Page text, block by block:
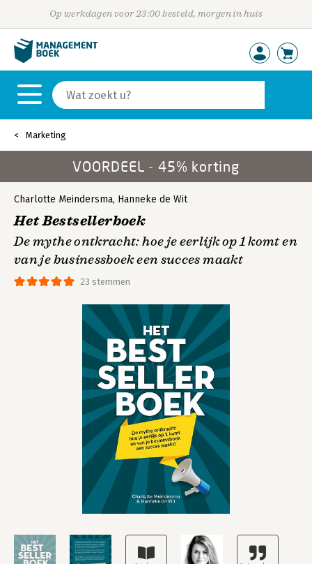
Op werkdagen voor 23:00 besteld, morgen in huis
Marketing
VOORDEEL - 45% korting
23 stemmen
Charlotte Meindersma, Hanneke de Wit
Het Bestsellerboek
De mythe ontkracht: hoe je eerlijk op 1 komt en
van je businessboek een succes maakt